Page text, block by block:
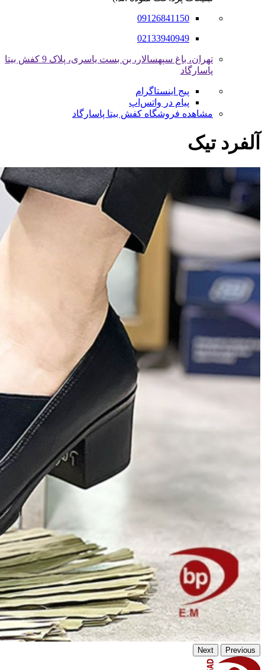
09126841150
02133940949
تهران، باغ سپهسالار، بن بست یاسری، پلاک 9 کفش بیتا
پاسارگاد
پیج اینستاگرام
پیام در واتس‌اپ
مشاهده فروشگاه کفش بیتا پاسارگاد
آلفرد تیک
Previous
Next